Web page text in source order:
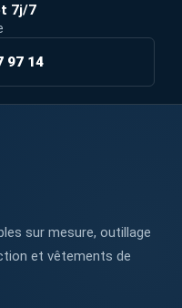
7j/7
97 14
sur mesure, outillage
et vêtements de